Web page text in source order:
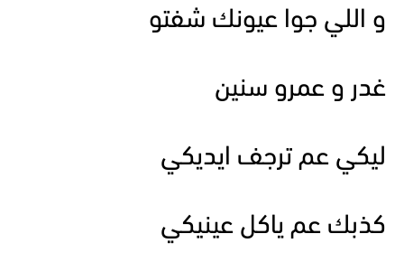
و اللي جوا عيونك شفتو
غدر و عمرو سنين
ليكي عم ترجف ايديكي
كذبك عم ياكل عينيكي